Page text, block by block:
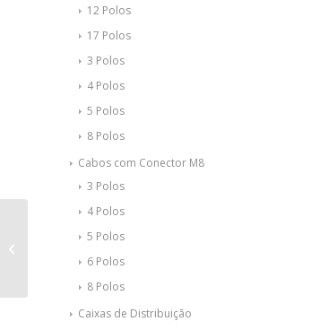
12 Polos
17 Polos
3 Polos
4 Polos
5 Polos
8 Polos
Cabos com Conector M8
3 Polos
4 Polos
5 Polos
6 Polos
8 Polos
Caixas de Distribuição
circuito impresso
MKDSN 2,5/ 3-5,08 –